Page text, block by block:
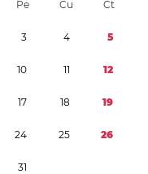
Pe Cu Ct
3 4 5
10 11 12
17 18 19
24 25 26
31